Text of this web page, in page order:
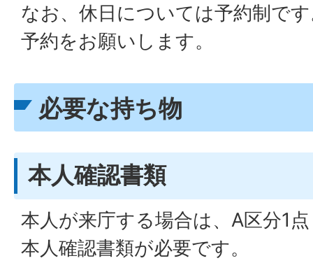
なお、休日については予約制で
予約をお願いします。
必要な持ち物
本人確認書類
本人が来庁する場合は、A区分1
本人確認書類が必要です。